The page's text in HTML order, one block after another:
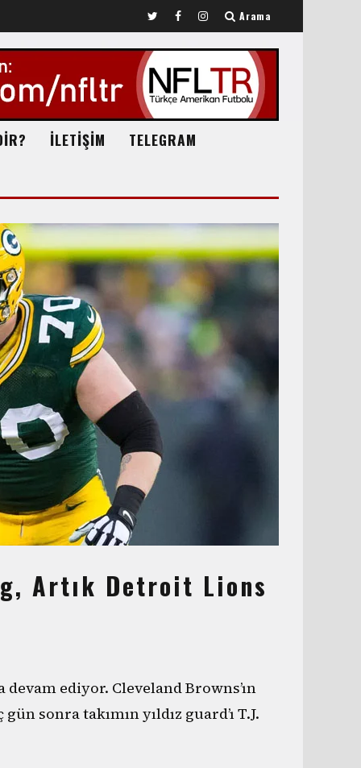
Arama
İLETİŞİM TELEGRAM
Artık Detroit Lions
devam ediyor. Cleveland Browns’ın
sonra takımın yıldız guard’ı T.J.